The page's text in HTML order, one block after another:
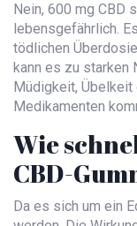
Nein, 600 mg CBD
lebensgefährlich.
tödlichen
kann es zu starken
Müdigkeit,
Medikamenten
Wie
CBD-
Da es sich um ein